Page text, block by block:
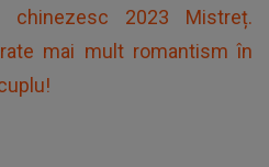
chinezesc 2023 Mistreț.
mai mult romantism în